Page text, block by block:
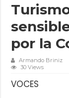
por la
Armando Briniz
30 Views
VOCES